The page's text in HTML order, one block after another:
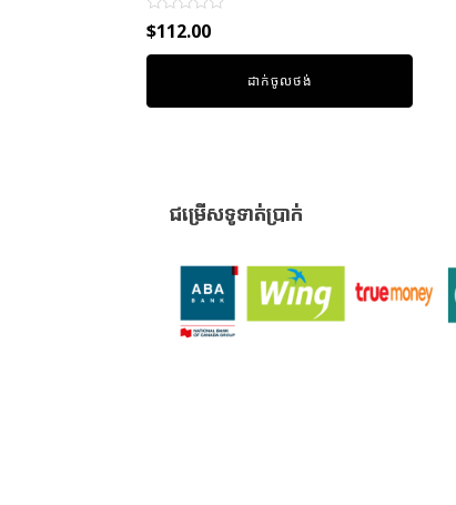
Rated
0
out
$112.00
ដាក់ចូលថង់
ជម្រើសទូទាត់ប្រាក់